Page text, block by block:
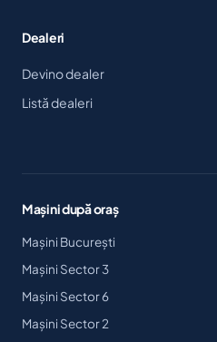
Dealeri
Devino dealer
Listă dealeri
Mașini după oraș
Mașini București
Mașini Sector 3
Mașini Sector 6
Mașini Sector 2